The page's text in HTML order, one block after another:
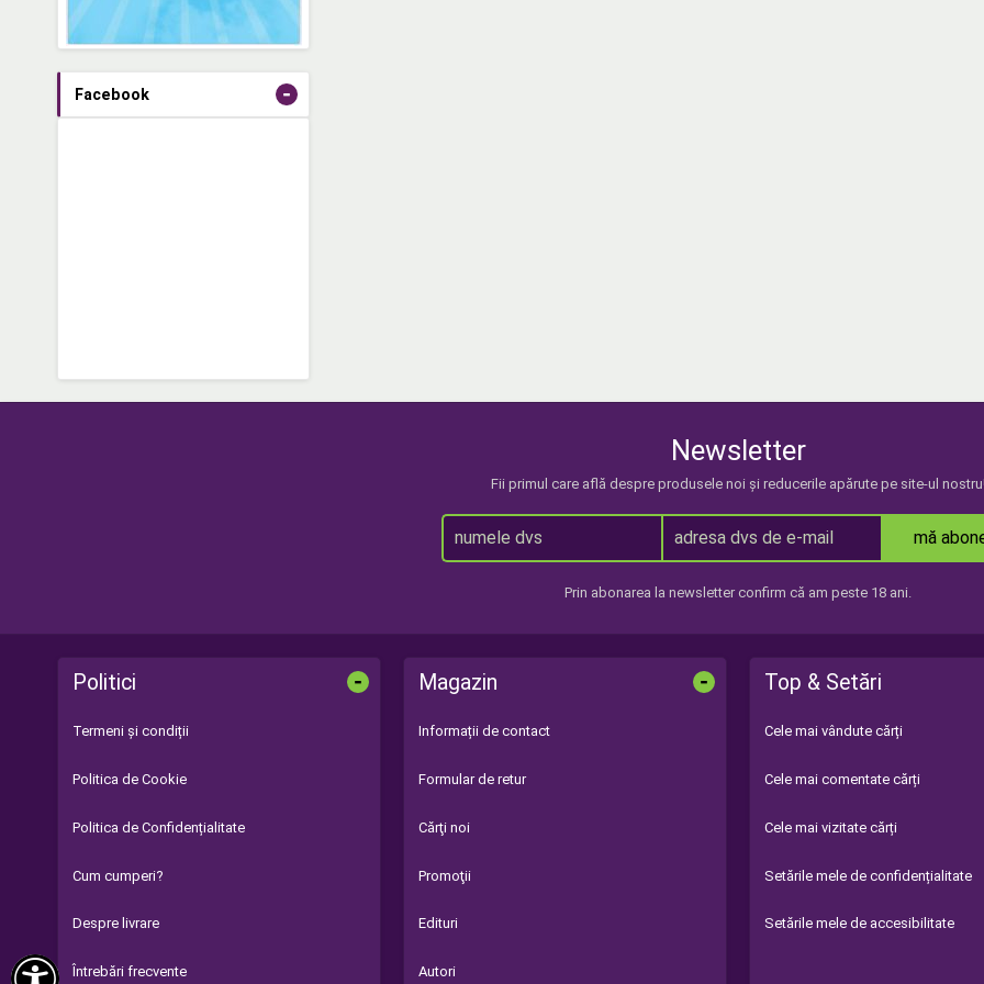
Facebook -
Newsletter
Fii primul care află despre produsele noi și reducerile apărute pe site-ul
mă
Prin abonarea la newsletter confirm că am peste 18 ani.
Politici -
Termeni și condiții
Politica de Cookie
Politica de Confidențialitate
Cum cumperi?
Despre livrare
Întrebări frecvente
Magazin -
Informații de contact
Formular de retur
Cărţi noi
Promoţii
Edituri
Autori
Top & Setări
Cele mai vândute cărți
Cele mai comentate cărți
Cele mai vizitate cărți
Setările mele de confidențialitate
Setările mele de accesibilitate